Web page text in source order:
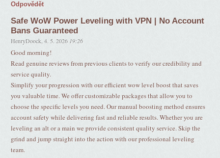
Odpovědět
Safe WoW Power Leveling with VPN | No Account
Bans Guaranteed
HenryDoock ,4. 5. 2026 19:26
Good morning!
Read genuine reviews from previous clients to verify our credibility and
service quality.
Simplify your progression with our efficient wow level boost that saves
you valuable time. We offer customizable packages that allow you to
choose the specific levels you need. Our manual boosting method ensures
account safety while delivering fast and reliable results. Whether you are
leveling an alt or a main we provide consistent quality service. Skip the
grind and jump straight into the action with our professional leveling
team.